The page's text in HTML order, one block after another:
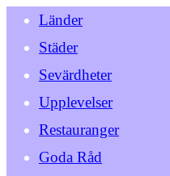
Länder
Städer
Sevärdheter
Upplevelser
Restauranger
Goda Råd